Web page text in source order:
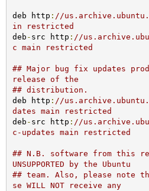
deb http : //
in restricted
deb - src http : //
c main restricted
## Major bug fix updates
release of the
## distribution.
deb http : //
dates main restricted
deb - src http : //
c-updates main restricted
## N.B. software from this
UNSUPPORTED by the Ubuntu
## team. Also, please note
se WILL NOT receive any